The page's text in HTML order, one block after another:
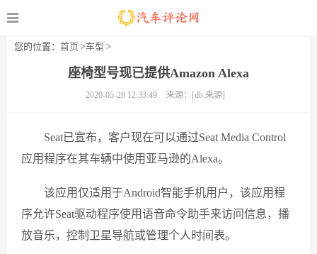
您的位置： 首页 >车型 >
座椅型号现已提供Amazon Alexa
2020-05-28 12:33:49 来源：[db:来源]
Seat已宣布，客户现在可以通过Seat Media Control
应用程序在其车辆中使用亚马逊的Alexa。
该应用仅适用于Android智能手机用户，该应用程
序允许Seat驱动程序使用语音命令助手来访问信息，播
放音乐，控制卫星导航或管理个人时间表。